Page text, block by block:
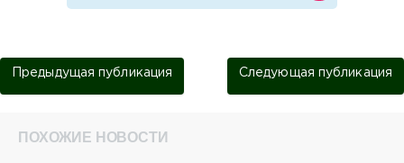
Предыдущая публикация Следующая публикация
ПОХОЖИЕ НОВОСТИ